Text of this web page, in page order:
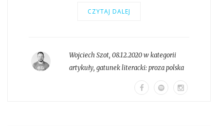
CZYTAJ DALEJ
Wojciech Szot, 08.12.2020 w kategorii
artykuły, gatunek literacki:proza polska